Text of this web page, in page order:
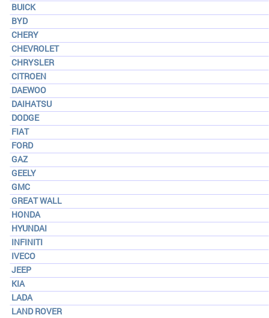
BUICK
BYD
CHERY
CHEVROLET
CHRYSLER
CITROEN
DAEWOO
DAIHATSU
DODGE
FIAT
FORD
GAZ
GEELY
GMC
GREAT WALL
HONDA
HYUNDAI
INFINITI
IVECO
JEEP
KIA
LADA
LAND ROVER